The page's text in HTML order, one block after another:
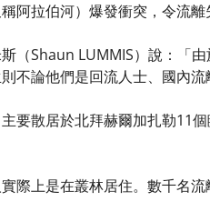
阿拉伯河）爆發衝突，令流離
（Shaun LUMMIS）說：「
不論他們是回流人士、國內流
要散居於北拜赫爾加扎勒11
際上是在叢林居住。數千名